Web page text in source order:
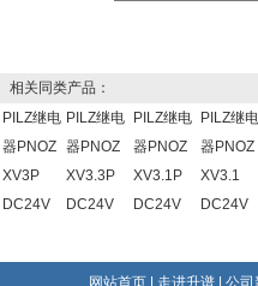
相关同类产品：
PILZ继电
器PNOZ
XV3P
DC24V
PILZ继电
器PNOZ
XV3.3P
DC24V
PILZ继电
器PNOZ
XV3.1P
DC24V
PILZ继电
器PNOZ
XV3.1
DC24V
网站首页 走进升谱 公司